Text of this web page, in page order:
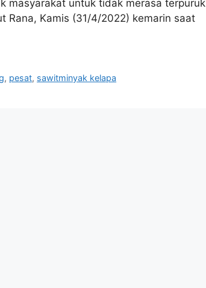
masyarakat untuk tidak merasa terpuruk
Rana, Kamis (31/4/2022) kemarin saat
, pesat, sawitminyak kelapa